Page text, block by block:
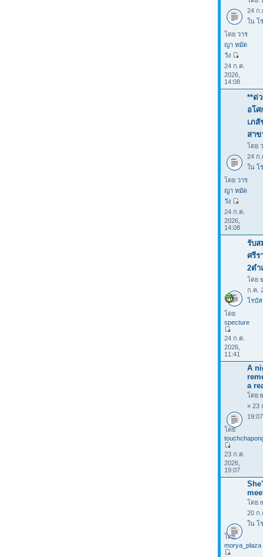
24 ก.
ใน โ
โดย วาร
ญา หมัด
วัง
24 ก.ค.
2026,
14:08
**ด่
อโ
เภสั
สาข
โดย
24 ก.
ใน โ
โดย วาร
ญา หมัด
วัง
24 ก.ค.
2026,
14:08
รับส
ศรีร
2ตำ
โดย
ก.ค.
โรบั
โดย
specture
24 ก.ค.
2026,
11:41
A
a
โดย
» 23
โดย
23 ก.ค.
2026,
19:07
โดย
20 ก.
ใน โ
โดย
morya_plaza